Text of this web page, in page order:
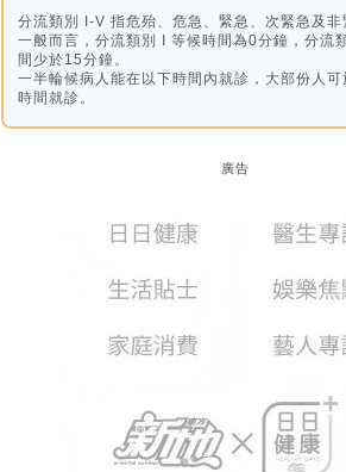
分流類別 I-V 指危殆、危急、緊急、次緊急及非
一般而言，分流類別 I 等候時間為0分鐘，分流
間少於15分鐘。
一半輪候病人能在以下時間內就診，大部份人可
時間就診。
廣告